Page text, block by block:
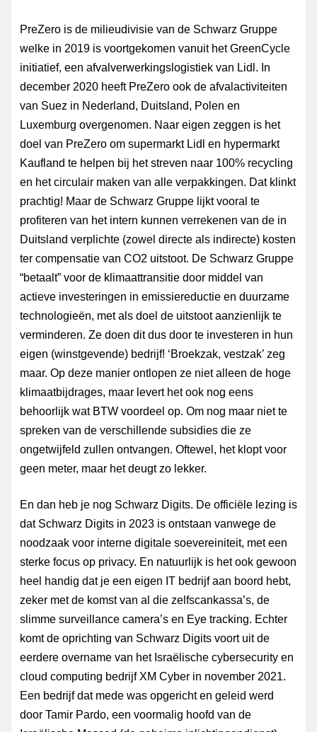
PreZero is de milieudivisie van de Schwarz Gruppe
welke in 2019 is voortgekomen vanuit het GreenCycle
initiatief, een afvalverwerkingslogistiek van Lidl. In
december 2020 heeft PreZero ook de afvalactiviteiten
van Suez in Nederland, Duitsland, Polen en
Luxemburg overgenomen. Naar eigen zeggen is het
doel van PreZero om supermarkt Lidl en hypermarkt
Kaufland te helpen bij het streven naar 100% recycling
en het circulair maken van alle verpakkingen. Dat klinkt
prachtig! Maar de Schwarz Gruppe lijkt vooral te
profiteren van het intern kunnen verrekenen van de in
Duitsland verplichte (zowel directe als indirecte) kosten
ter compensatie van CO2 uitstoot. De Schwarz Gruppe
“betaalt” voor de klimaattransitie door middel van
actieve investeringen in emissiereductie en duurzame
technologieën, met als doel de uitstoot aanzienlijk te
verminderen. Ze doen dit dus door te investeren in hun
eigen (winstgevende) bedrijf! ‘Broekzak, vestzak’ zeg
maar. Op deze manier ontlopen ze niet alleen de hoge
klimaatbijdrages, maar levert het ook nog eens
behoorlijk wat BTW voordeel op. Om nog maar niet te
spreken van de verschillende subsidies die ze
ongetwijfeld zullen ontvangen. Oftewel, het klopt voor
geen meter, maar het deugt zo lekker.
En dan heb je nog Schwarz Digits. De officiële lezing is
dat Schwarz Digits in 2023 is ontstaan vanwege de
noodzaak voor interne digitale soevereiniteit, met een
sterke focus op privacy. En natuurlijk is het ook gewoon
heel handig dat je een eigen IT bedrijf aan boord hebt,
zeker met de komst van al die zelfscankassa’s, de
slimme surveillance camera’s en Eye tracking. Echter
komt de oprichting van Schwarz Digits voort uit de
eerdere overname van het Israëlische cybersecurity en
cloud computing bedrijf XM Cyber in november 2021.
Een bedrijf dat mede was opgericht en geleid werd
door Tamir Pardo, een voormalig hoofd van de